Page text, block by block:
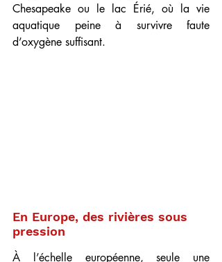
Chesapeake ou le lac Érié, où la vie
aquatique peine à survivre faute
d’oxygène suffisant.
En Europe, des rivières sous
pression
À l’échelle européenne, seule une